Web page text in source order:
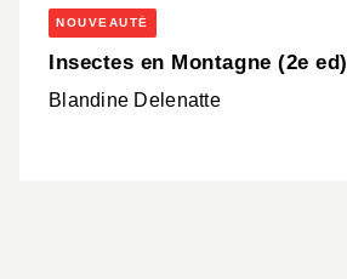
NOUVEAUTÉ
Insectes en Montagne (2e ed)
Blandine Delenatte